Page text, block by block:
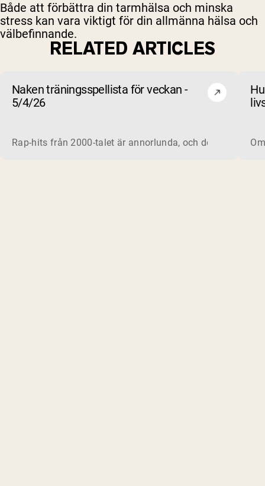
Både att förbättra din tarmhälsa och minska
stress kan vara viktigt för din allmänna hälsa och
välbefinnande.
RELATED ARTICLES
Naken träningsspellista för veckan -
5/4/26
Rap-hits från 2000-talet är annorlunda, och det gäller